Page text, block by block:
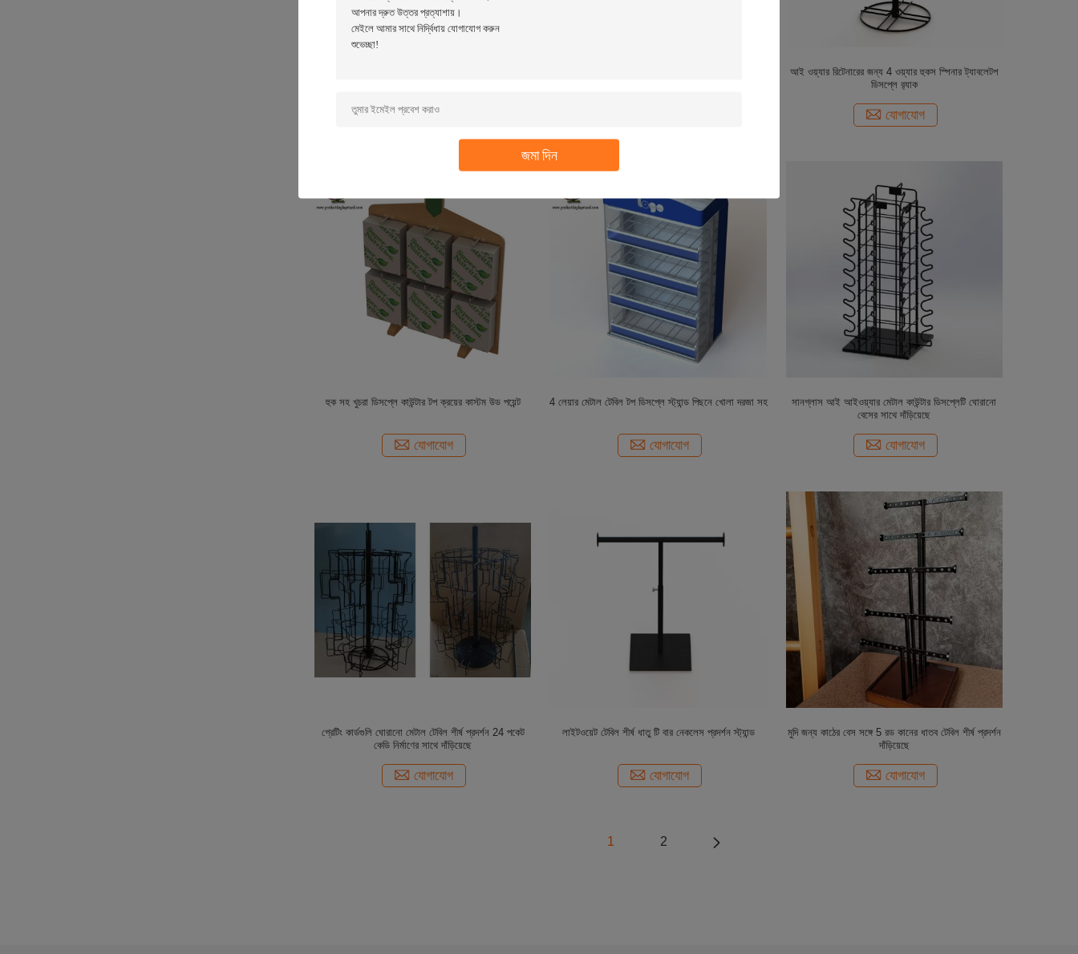
জমা দিন
যোগাযোগ
আই ওয়্যার রিটেনারের জন্য 4 ওয়্যার হুকস স্পিনার ট্যাবলেটপ
ডিসপ্লে র‌্যাক
যোগাযোগ
হুক সহ খুচরা ডিসপ্লে কাউন্টার টপ ক্রয়ের কাস্টম উড পয়েন্ট
যোগাযোগ
4 লেয়ার মেটাল টেবিল টপ ডিসপ্লে স্ট্যান্ড পিছনে খোলা দরজা সহ
যোগাযোগ
সানগ্লাস আই আইওয়্যার মেটাল কাউন্টার ডিসপ্লেটি ঘোরানো
বেসের সাথে দাঁড়িয়েছে
যোগাযোগ
গ্রেটিং কার্ডগুলি ঘোরানো মেটাল টেবিল শীর্ষ প্রদর্শন 24 পকেট
কেডি নির্মাণের সাথে দাঁড়িয়েছে
যোগাযোগ
লাইটওয়েট টেবিল শীর্ষ ধাতু টি বার নেকলেস প্রদর্শন স্ট্যান্ড
যোগাযোগ
মুদি জন্য কাঠের বেস সঙ্গে 5 রড কানের ধাতব টেবিল শীর্ষ প্রদর্শন
দাঁড়িয়েছে
যোগাযোগ
1 2